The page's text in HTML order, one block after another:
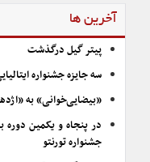
آخرین ها
پیتر گیل درگذشت
سه جایزه جشنواره
«بیضایی‌خوانی» به
در پنجاه و یکمین
جشنواره تورنتو